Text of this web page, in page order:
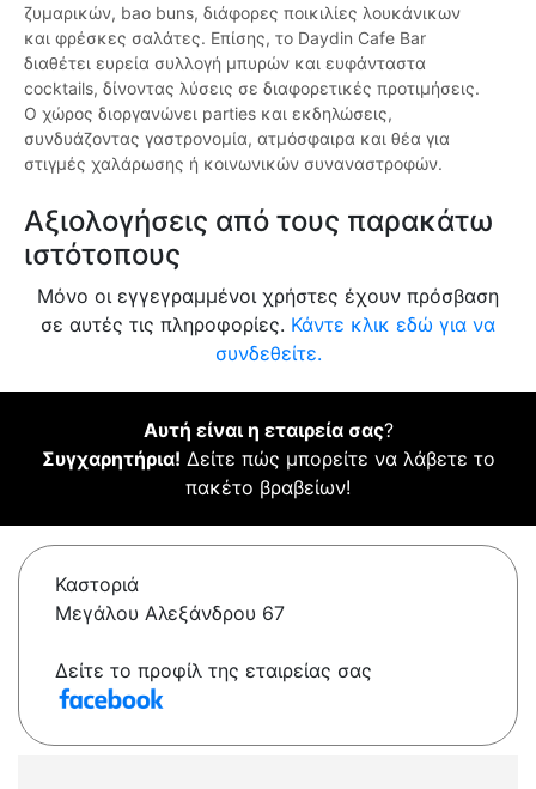
ζυμαρικών, bao buns, διάφορες ποικιλίες λουκάνικων
και φρέσκες σαλάτες. Επίσης, το Daydin Cafe Bar
διαθέτει ευρεία συλλογή μπυρών και ευφάνταστα
cocktails, δίνοντας λύσεις σε διαφορετικές προτιμήσεις.
Ο χώρος διοργανώνει parties και εκδηλώσεις,
συνδυάζοντας γαστρονομία, ατμόσφαιρα και θέα για
στιγμές χαλάρωσης ή κοινωνικών συναναστροφών.
Αξιολογήσεις από τους παρακάτω
ιστότοπους
Μόνο οι εγγεγραμμένοι χρήστες έχουν πρόσβαση
σε αυτές τις πληροφορίες. Κάντε κλικ εδώ για να
συνδεθείτε.
Αυτή είναι η εταιρεία σας?
Συγχαρητήρια! Δείτε πώς μπορείτε να λάβετε το
πακέτο βραβείων!
Καστοριά
Μεγάλου Αλεξάνδρου 67
Δείτε το προφίλ της εταιρείας σας